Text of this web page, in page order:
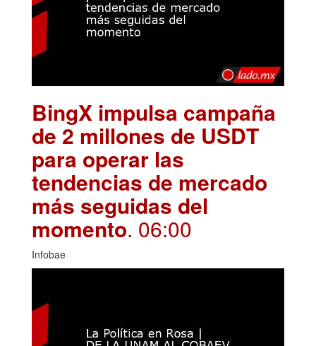
BingX impulsa campaña
de 2 millones de USDT
para operar las
tendencias de mercado
más seguidas del
momento. 06:00
Infobae